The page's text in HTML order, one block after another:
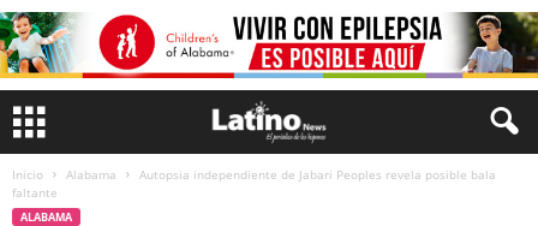
Inicio Alabama
Autopsia independiente de Jabari Peoples revela posible bala
faltante
ALABAMA